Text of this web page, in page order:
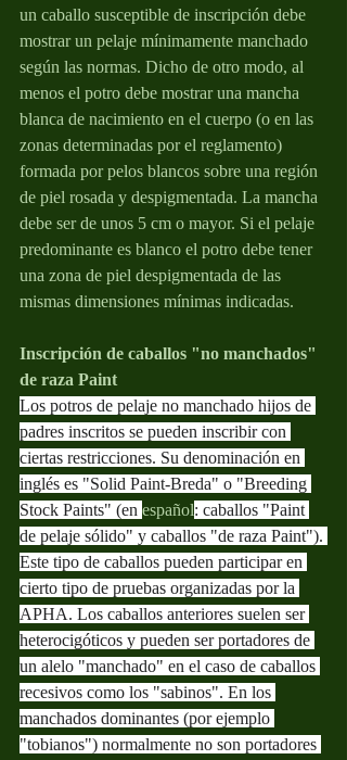
un caballo susceptible de inscripción debe
mostrar un pelaje mínimamente manchado
según las normas. Dicho de otro modo, al
menos el potro debe mostrar una mancha
blanca de nacimiento en el cuerpo (o en las
zonas determinadas por el reglamento)
formada por pelos blancos sobre una región
de piel rosada y despigmentada. La mancha
debe ser de unos 5 cm o mayor. Si el pelaje
predominante es blanco el potro debe tener
una zona de piel despigmentada de las
mismas dimensiones mínimas indicadas.
Inscripción de caballos "no manchados"
de raza Paint
Los potros de pelaje no manchado hijos de
padres inscritos se pueden inscribir con
ciertas restricciones. Su denominación en
inglés es "Solid Paint-Breda" o "Breeding
Stock Paints" (en español: caballos "Paint
de pelaje sólido" y caballos "de raza Paint").
Este tipo de caballos pueden participar en
cierto tipo de pruebas organizadas por la
APHA. Los caballos anteriores suelen ser
heterocigóticos y pueden ser portadores de
un alelo "manchado" en el caso de caballos
recesivos como los "sabinos". En los
manchados dominantes (por ejemplo
"tobianos") normalmente no son portadores